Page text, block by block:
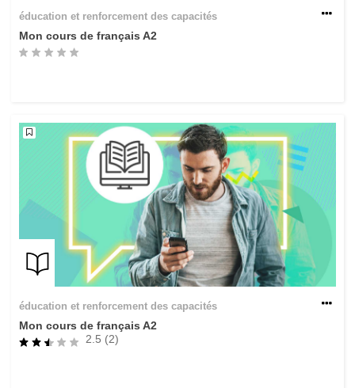
éducation et renforcement des capacités
Mon cours de français A2
éducation et renforcement des capacités
Mon cours de français A2
2.5 (2)